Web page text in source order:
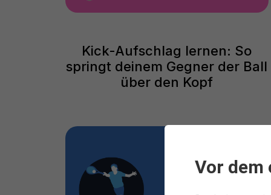
Kick-Aufschlag lernen: So
springt deinem Gegner der Ball
über den Kopf
Vor dem